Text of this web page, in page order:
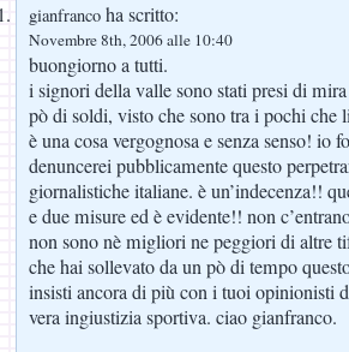
gianfranco ha scritto:
Novembre 8th, 2006 alle 10:40
buongiorno a tutti.
i signori della valle sono stati presi di
pò di soldi, visto che sono tra i pochi che
è una cosa vergognosa e senza senso! io
denuncerei pubblicamente questo
giornalistiche italiane. è un’indecenza!!
e due misure ed è evidente!! non
non sono nè migliori ne peggiori di altre
che hai sollevato da un pò di tempo
insisti ancora di più con i tuoi opinionisti
vera ingiustizia sportiva. ciao gianfranco.